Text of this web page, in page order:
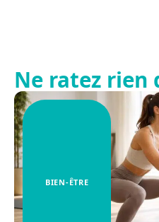
Ne ratez rien
BIEN-ÊTRE